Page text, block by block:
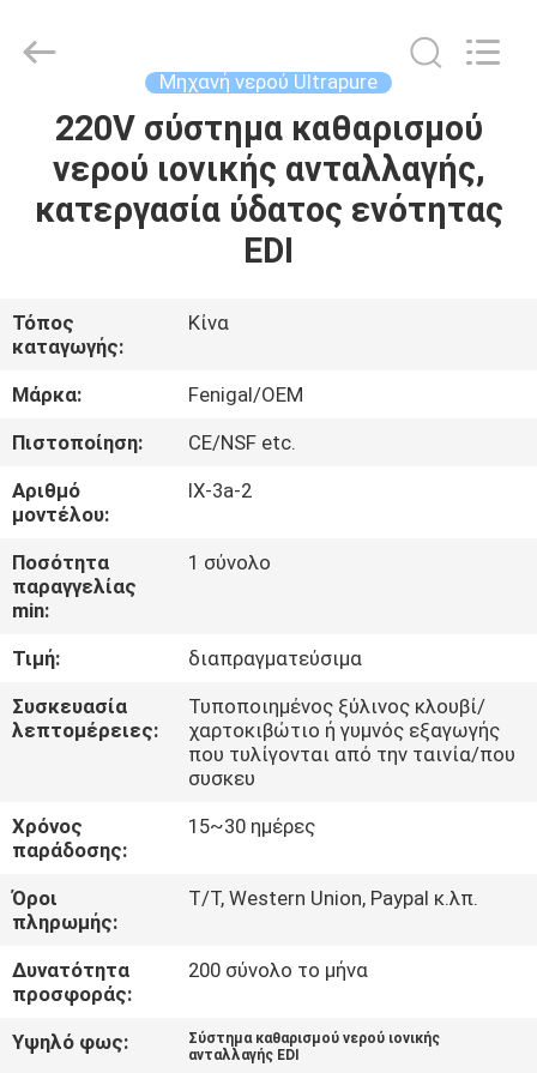
ΣΠΊΤΙ
ΠΡΟΪΌΝΤΑ
ΕΜΕΊΣ
ΓΎΡΟΣ
ΕΡΓΟΣΤΑΣΊΩΝ
ΠΟΙΟΤΙΚΌΣ
ΈΛΕΓΧΟΣ
ΕΛΆΤΕ
ΣΕ
ΕΠΑΦΉ
ΕΙΔΉΣΕΙΣ
ΈΝΑ
ΑΠΌΣΠΑΣΜΑ
Technology
Μηχανή νερού Ultrapure
220V σύστημα καθαρισμού
νερού ιονικής ανταλλαγής,
κατεργασία ύδατος ενότητας
EDI
Τόπος
καταγωγής:
Κίνα
Μάρκα:
Fenigal/OEM
Πιστοποίηση:
CE/NSF etc.
Αριθμό
μοντέλου:
ΙΧ-3a-2
Ποσότητα
παραγγελίας
min:
1 σύνολο
Τιμή:
διαπραγματεύσιμα
Συσκευασία
λεπτομέρειες:
Τυποποιημένος ξύλινος κλουβί/
χαρτοκιβώτιο ή γυμνός εξαγωγής
που τυλίγονται από την ταινία/που
συσκευ
Χρόνος
παράδοσης:
15~30 ημέρες
Όροι
πληρωμής:
T/T, Western Union, Paypal κ.λπ.
Δυνατότητα
προσφοράς:
200 σύνολο το μήνα
Υψηλό φως:
Σύστημα καθαρισμού νερού ιονικής
ανταλλαγής EDI